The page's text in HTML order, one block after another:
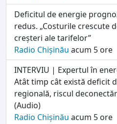
Deficitul de energie
redus. „Costurile crescute
creșteri ale tarifelor”
Radio Chișinău acum 5 ore
INTERVIU | Expertul în
Atât timp cât există deficit
regională, riscul
(Audio)
Radio Chișinău acum 5 ore